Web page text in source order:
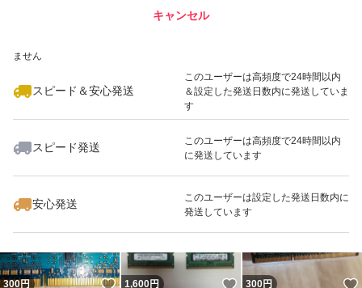
ません
スピード＆安心発送
このユーザーは高頻度で24時間以内
＆設定した発送日数内に発送していま
す
スピード発送
このユーザーは高頻度で24時間以内
に発送しています
安心発送
このユーザーは設定した発送日数内に
発送しています
キャンセル
いいね！
8,000
300円 いいね！
1,600円 いいね！
300円